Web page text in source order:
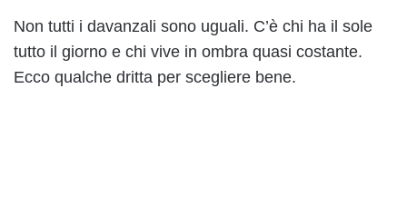
Non tutti i davanzali sono uguali. C’è chi ha il sole
tutto il giorno e chi vive in ombra quasi costante.
Ecco qualche dritta per scegliere bene.